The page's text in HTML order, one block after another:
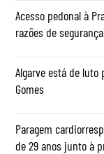
Acesso pedonal à
razões de segurança
Algarve está de
Gomes
Paragem
de 29 anos junto à